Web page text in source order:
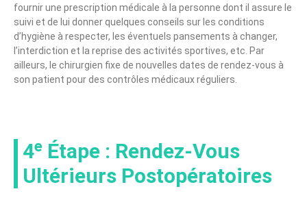
fournir une prescription médicale à la personne dont il assure le
suivi et de lui donner quelques conseils sur les conditions
d’hygiène à respecter, les éventuels pansements à changer,
l’interdiction et la reprise des activités sportives, etc. Par
ailleurs, le chirurgien fixe de nouvelles dates de rendez-vous à
son patient pour des contrôles médicaux réguliers.
4ᵉ Étape : Rendez-Vous
Ultérieurs Postopératoires